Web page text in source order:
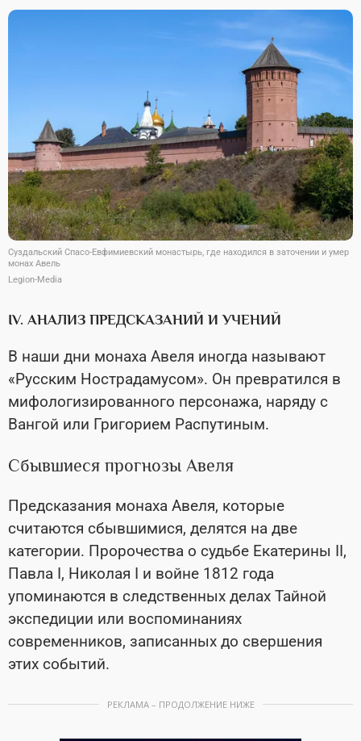
Суздальский Спасо-Евфимиевский монастырь, где находился в заточении и умер
монах Авель
Legion-Media
IV. АНАЛИЗ ПРЕДСКАЗАНИЙ И УЧЕНИЙ
В наши дни монаха Авеля иногда называют
«Русским Нострадамусом». Он превратился в
мифологизированного персонажа, наряду с
Вангой или Григорием Распутиным.
Сбывшиеся прогнозы Авеля
Предсказания монаха Авеля, которые
считаются сбывшимися, делятся на две
категории. Пророчества о судьбе Екатерины II,
Павла I, Николая I и войне 1812 года
упоминаются в следственных делах Тайной
экспедиции или воспоминаниях
современников, записанных до свершения
этих событий.
РЕКЛАМА – ПРОДОЛЖЕНИЕ НИЖЕ